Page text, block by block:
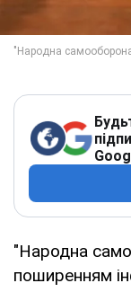
"Народна
поширенням